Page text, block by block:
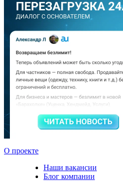
О проекте
Наши вакансии
Блог компании